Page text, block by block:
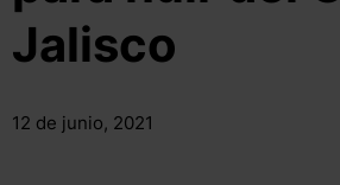
Jalisco
12 de junio, 2021